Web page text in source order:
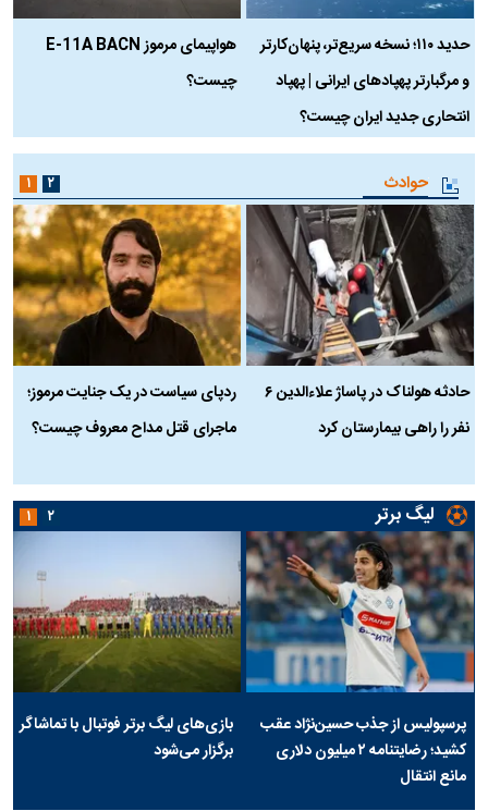
حدید ۱۱۰؛ نسخه سریع‌تر، پنهان‌کارتر
و مرگبارتر پهپادهای ایرانی | پهپاد
انتحاری جدید ایران چیست؟
هواپیمای مرموز E-11A BACN
چیست؟
حوادث
حادثه هولناک در پاساژ علاءالدین ۶
نفر را راهی بیمارستان کرد
ردپای سیاست در یک جنایت مرموز؛
ماجرای قتل مداح معروف چیست؟
۱ ۲
لیگ برتر
پرسپولیس از جذب حسین‌نژاد عقب
کشید؛ رضایتنامه ۲ میلیون دلاری
مانع انتقال
بازی‌های لیگ برتر فوتبال با تماشاگر
برگزار می‌شود
۱ ۲